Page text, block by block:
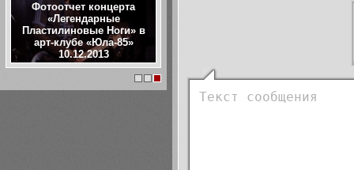
Фотоотчет концерта
«Легендарные
Пластилиновые Ноги» в
арт-клубе «Юла-85»
10.12.2013